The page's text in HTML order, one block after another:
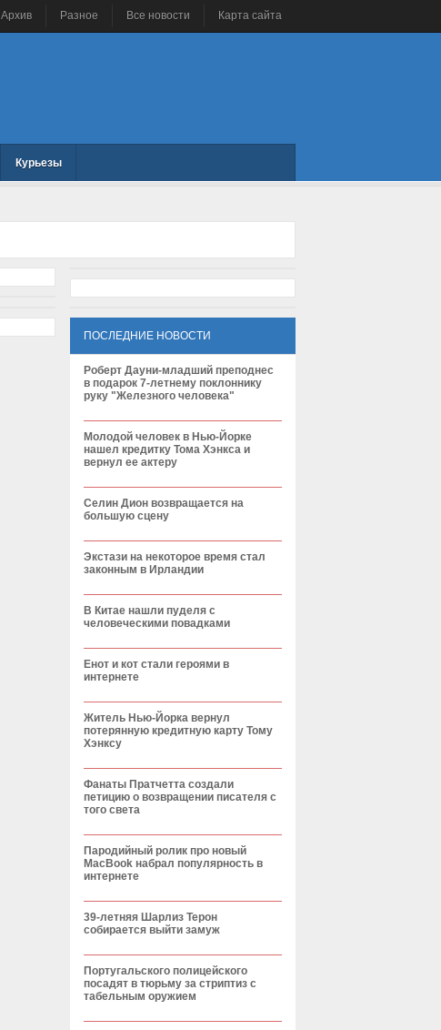
Архив Разное Все новости Карта сайта
Курьезы
ПОСЛЕДНИЕ НОВОСТИ
Роберт Дауни-младший преподнес
в подарок 7-летнему поклоннику
руку "Железного человека"
Молодой человек в Нью-Йорке
нашел кредитку Тома Хэнкса и
вернул ее актеру
Селин Дион возвращается на
большую сцену
Экстази на некоторое время стал
законным в Ирландии
В Китае нашли пуделя с
человеческими повадками
Енот и кот стали героями в
интернете
Житель Нью-Йорка вернул
потерянную кредитную карту Тому
Хэнксу
Фанаты Пратчетта создали
петицию о возвращении писателя с
того света
Пародийный ролик про новый
MacBook набрал популярность в
интернете
39-летняя Шарлиз Терон
собирается выйти замуж
Португальского полицейского
посадят в тюрьму за стриптиз с
табельным оружием